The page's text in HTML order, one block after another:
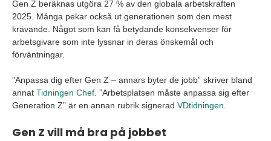
Gen Z beräknas utgöra 27 % av den globala arbetskraften
2025. Många pekar också ut generationen som den mest
krävande. Något som kan få betydande konsekvenser för
arbetsgivare som inte lyssnar in deras önskemål och
förväntningar.
”Anpassa dig efter Gen Z – annars byter de jobb” skriver bland
annat Tidningen Chef. ”Arbetsplatsen måste anpassa sig efter
Generation Z” är en annan rubrik signerad VDtidningen.
Gen Z vill må bra på jobbet